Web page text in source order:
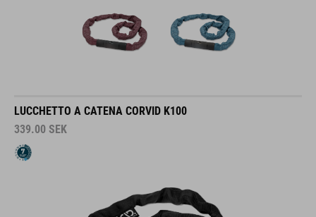
LUCCHETTO A CATENA CORVID K100
339.00 SEK